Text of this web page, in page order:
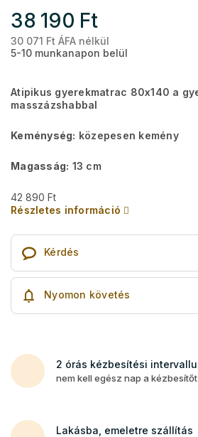
38 190 Ft
30 071 Ft ÁFA nélkül
5-10 munkanapon belül
Atipikus gyerekmatrac 80x140 a
masszázshabbal
Keménység: közepesen kemény
Magasság: 13 cm
42 890 Ft
Részletes információ
Kérdés
Nyomon követés
2 órás kézbesítési
nem kell egész nap a
Lakásba, emeletre szállítás